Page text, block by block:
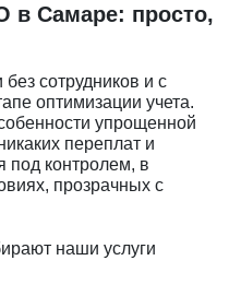
в Самаре: просто,
сотрудников и с
оптимизации учета.
упрощенной
переплат и
под контролем, в
прозрачных с
наши услуги